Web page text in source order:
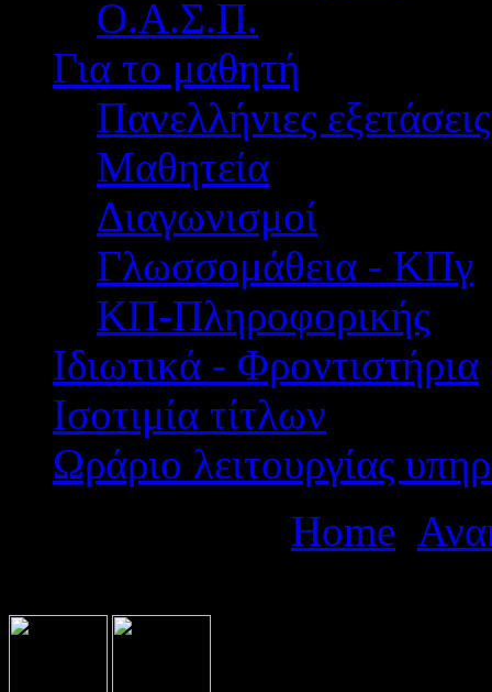
Ο.Α.Σ.Π.
Για το μαθητή
Πανελλήνιες εξετάσεις
Μαθητεία
Διαγωνισμοί
Γλωσσομάθεια - ΚΠγ
ΚΠ-Πληροφορικής
Ιδιωτικά - Φροντιστήρια
Ισοτιμία τίτλων
Ωράριο λειτουργίας
Home